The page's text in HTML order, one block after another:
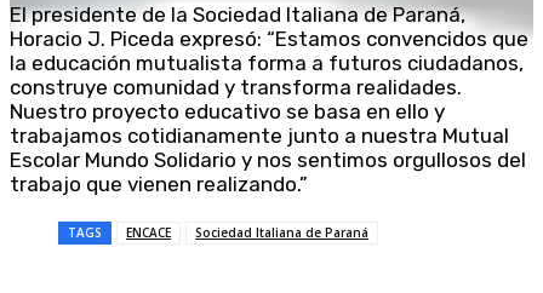
El presidente de la Sociedad Italiana de Paraná,
Horacio J. Piceda expresó: “Estamos convencidos que
la educación mutualista forma a futuros ciudadanos,
construye comunidad y transforma realidades.
Nuestro proyecto educativo se basa en ello y
trabajamos cotidianamente junto a nuestra Mutual
Escolar Mundo Solidario y nos sentimos orgullosos del
trabajo que vienen realizando.”
TAGS ENCACE Sociedad Italiana de Paraná